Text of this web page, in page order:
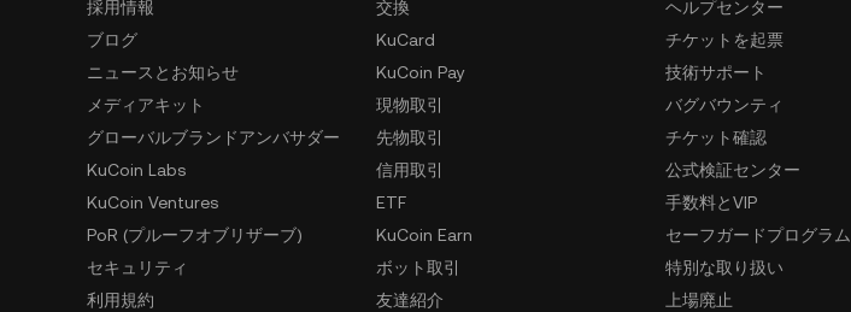
採用情報
ブログ
ニュースとお知らせ
メディアキット
グローバルブランドアンバサダー
KuCoin Labs
KuCoin Ventures
PoR (プルーフオブリザーブ)
セキュリティ
利用規約
交換
KuCard
KuCoin Pay
現物取引
先物取引
信用取引
ETF
KuCoin Earn
ボット取引
友達紹介
ヘルプセンター
チケットを起票
技術サポート
バグバウンティ
チケット確認
公式検証センター
手数料とVIP
セーフガードプログラム
特別な取り扱い
上場廃止